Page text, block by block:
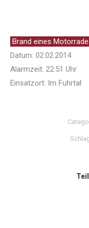
Brand eines
Datum: 02.02.2014
Alarmzeit: 22:51 Uhr
Einsatzort: Im Fuhrtal